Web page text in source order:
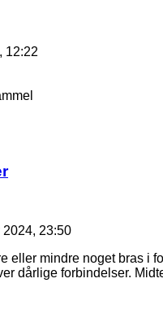
12:22
2024, 23:50
eller mindre noget bras i
dårlige forbindelser.